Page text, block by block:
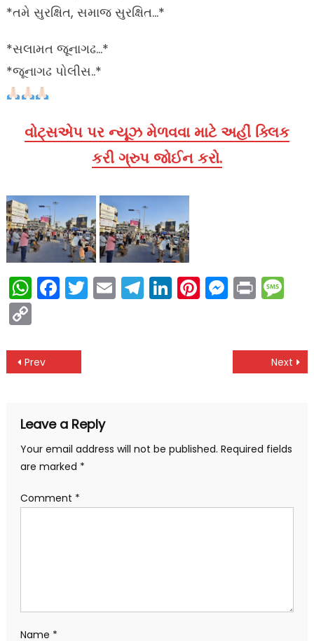
*તમે સુરક્ષિત, સમાજ સુરક્ષિત…*
*સલામત જૂનાગઢ…*
*જૂનાગઢ પોલીસ..*
વોટ્સએપ પર ન્યૂઝ મેળવવા માટે અહીં ક્લિક
કરી ગ્રુપ જોઈન કરો.
WhatsApp
Facebook
Twitter
EmailTelegram
LinkedIn
Pinterest
Print
Copy
Post
Prev Next
Leave a Reply
Your email address will not be published. Required fields
are marked *
Comment *
Name *